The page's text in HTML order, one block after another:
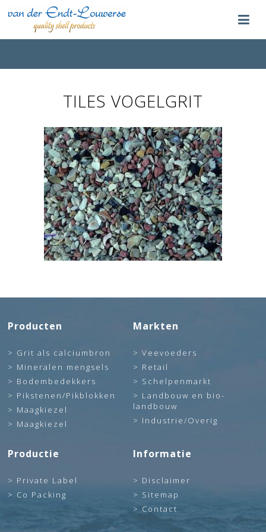
TILES VOGELGRIT
Producten
Grit als calciumbron
Mineralen mengsels
Bodembedekkers
Pikstenen/Pikblokken
Maagkiezel
Maagkiezel
Markten
Veevoeders
Retail
Schelpenmarkt
Landbouw en bio-
landbouw
Industrie/Overig
Productie
Private Label
Co Packing
Informatie
Disclaimer
Sitemap
Contact